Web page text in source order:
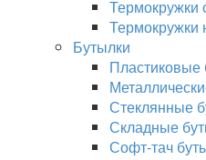
Термокружки
Термокружки
Бутылки
Пластиковые
Стеклянные
Складные
Софт-тач